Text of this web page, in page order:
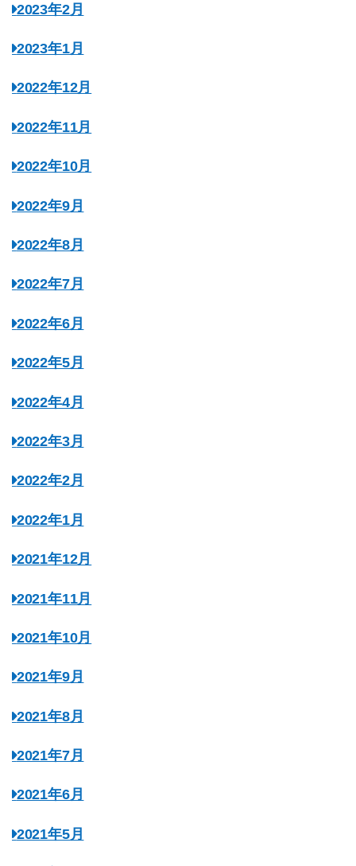
2023年2月
2023年1月
2022年12月
2022年11月
2022年10月
2022年9月
2022年8月
2022年7月
2022年6月
2022年5月
2022年4月
2022年3月
2022年2月
2022年1月
2021年12月
2021年11月
2021年10月
2021年9月
2021年8月
2021年7月
2021年6月
2021年5月